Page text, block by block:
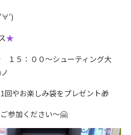
★
１５：００～シューティング大
回やお楽しみ袋をプレゼント🎁
参加ください～🤗